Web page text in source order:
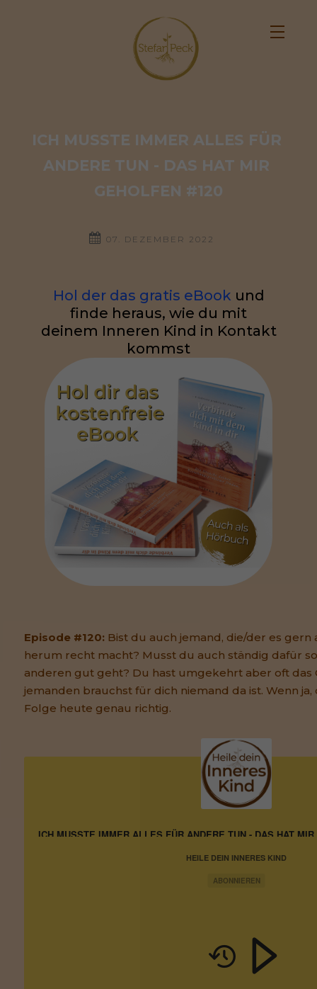
ICH MUSSTE IMMER ALLES FÜR
ANDERE TUN - DAS HAT MIR
GEHOLFEN #120
07. DEZEMBER 2022
Hol der das gratis eBook und
finde heraus, wie du mit
deinem Inneren Kind in Kontakt
kommst
Episode #120: Bist du auch jemand, die/der es
herum recht macht? Musst du auch ständig dafür
anderen gut geht? Du hast umgekehrt aber oft das
jemanden brauchst für dich niemand da ist. Wenn
Folge heute genau richtig.
HEILE DEIN INNERES KIND
ABONNIEREN
ICH MUSSTE IMMER ALLES FÜR ANDERE TUN - DAS HAT